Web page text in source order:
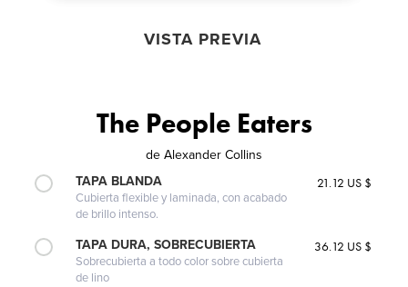
VISTA PREVIA
The People Eaters
de Alexander Collins
TAPA BLANDA
Cubierta flexible y laminada, con acabado
de brillo intenso.
21.12 US $
TAPA DURA, SOBRECUBIERTA
Sobrecubierta a todo color sobre cubierta
de lino
36.12 US $